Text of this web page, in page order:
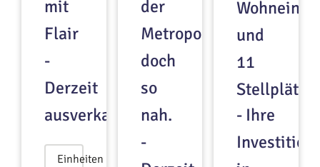
mit
Flair
-
Derzeit
ausverkauft!
Einheiten
der
Metropole
doch
so
nah.
-
und
11
- Ihre
Investition